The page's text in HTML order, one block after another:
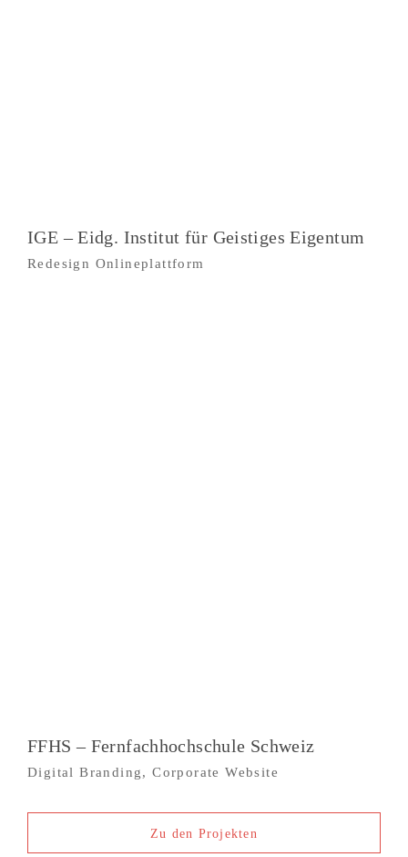
IGE – Eidg. Institut für Geistiges Eigentum
Redesign Onlineplattform
FFHS – Fernfachhochschule Schweiz
Digital Branding, Corporate Website
Zu den Projekten